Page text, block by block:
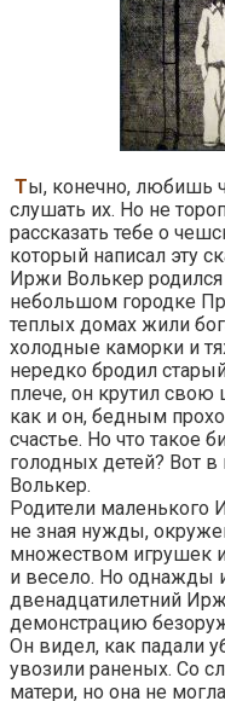
Ты, конечно, любишь
слушать их. Но не
рассказать тебе о
который написал эту
Иржи Волькер родился
небольшом городке
теплых домах жили
холодные каморки и
нередко бродил
плече, он крутил
как и он, бедным
счастье. Но что такое
голодных детей? Вот
Волькер.
Родители маленького
не зная нужды,
множеством игрушек
и весело. Но однажды
двенадцатилетний
демонстрацию
Он видел, как падали
увозили раненых. Со
матери, но она не